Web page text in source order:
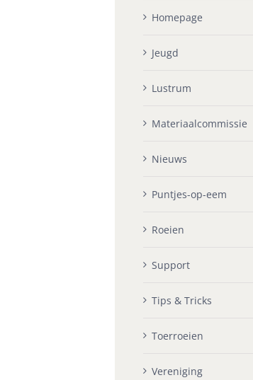
Homepage
Jeugd
Lustrum
Materiaalcommissie
Nieuws
Puntjes-op-eem
Roeien
Support
Tips & Tricks
Toerroeien
Vereniging